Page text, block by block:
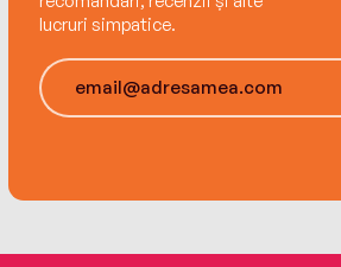
enchants, Lone Star will linger
memory once the final page is
lucruri simpatice.